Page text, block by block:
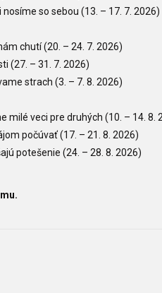
nosíme so sebou (13. – 17. 7. 2026)
chutí(20. – 24. 7. 2026)
(27. – 31. 7. 2026)
strach (3. – 7. 8. 2026)
milé veci pre druhých (10. – 14. 8.
počúvať(17. – 21. 8. 2026)
potešenie (24. – 28. 8. 2026)